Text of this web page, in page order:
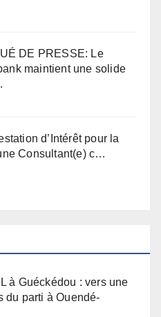
DE PRESSE: Le
maintient une solide
d’Intérêt pour la
Consultant(e) c…
à Guéckédou : vers une
du parti à Ouendé-